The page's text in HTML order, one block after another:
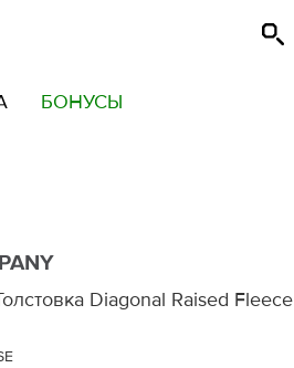
БОНУСЫ
Diagonal Raised Fleece